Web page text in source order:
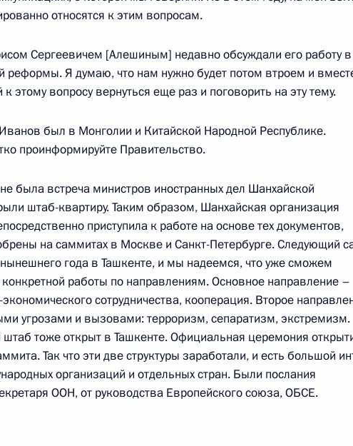
вторник
Вулфенсоном
19:42 Ново-Огарево
понедельник
журналистов после открытия интернет-сайта
– гражданам школьного возраста»
отчет об открытии детского интернет-сайта
– гражданам школьного возраста»
Москва, Кремль
относятся к этим вопросам.
Сергеевичем [Алешиным] недавно обсуждали его работу
реформы. Я думаю, что нам нужно будет потом втроем и
этому вопросу вернуться еще раз и поговорить на эту тему.
был в Монголии и Китайской Народной Республике.
проинформируйте Правительство.
была встреча министров иностранных дел Шанхайской
штаб-квартиру. Таким образом, Шанхайская организация
приступила к работе на основе тех документов,
на саммитах в Москве и Санкт-Петербурге. Следующий
года в Ташкенте, и мы надеемся, что уже сможем
конкретной работы по направлениям. Основное направление –
сотрудничества, кооперация. Второе
угрозами и вызовами: терроризм, сепаратизм, экстремизм.
тоже открыт в Ташкенте. Официальная церемония
Так что эти две структуры заработали, и есть большой
организаций и отдельных стран. Были послания
ООН, от руководства Европейского союза, ОБСЕ.